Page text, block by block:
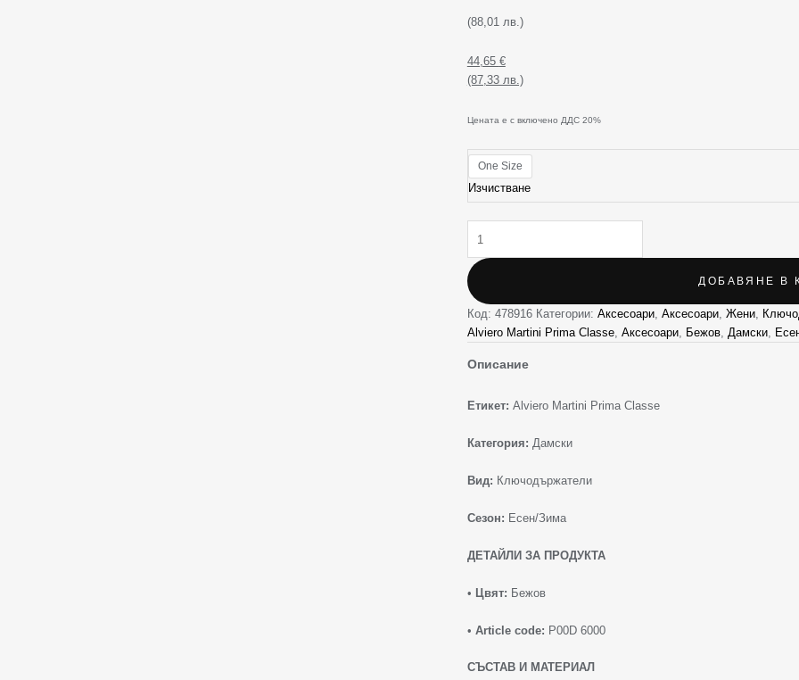
(88,01 лв.)
44,65 €
(87,33 лв.)
Цената е с включено ДДС 20%
One Size
Изчистване
ДОБАВЯНЕ В
Код: 478916 Категории: Аксесоари, Аксесоари, Жени,
Alviero Martini Prima Classe, Аксесоари, Бежов, Дамски,
Описание
Етикет: Alviero Martini Prima Classe
Категория: Дамски
Вид: Ключодържатели
Сезон: Есен/Зима
ДЕТАЙЛИ ЗА ПРОДУКТА
• Цвят: Бежов
• Article code: P00D 6000
СЪСТАВ И МАТЕРИАЛ